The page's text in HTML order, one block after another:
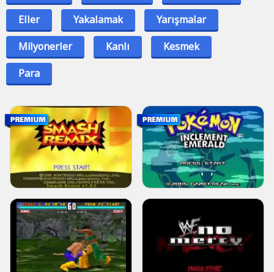
Eller
Yakalamak
Yarışmalar
Milyonerler
Kanlı
Kesmek
Para